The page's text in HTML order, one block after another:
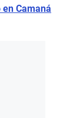
Camaná